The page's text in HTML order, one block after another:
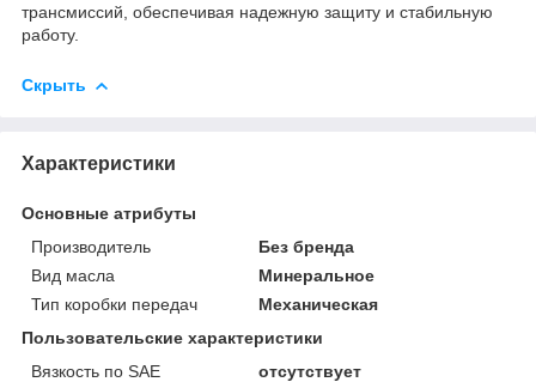
трансмиссий, обеспечивая надежную защиту и стабильную
работу.
Скрыть
Характеристики
Основные атрибуты
Производитель
Без бренда
Вид масла
Минеральное
Тип коробки передач
Механическая
Пользовательские характеристики
Вязкость по SAE
отсутствует